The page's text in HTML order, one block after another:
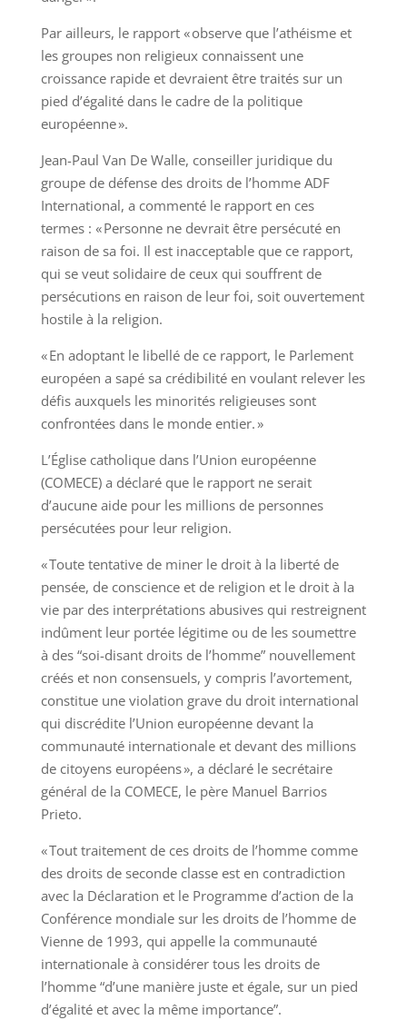
Par ailleurs, le rapport « observe que l’athéisme et
les groupes non religieux connaissent une
croissance rapide et devraient être traités sur un
pied d’égalité dans le cadre de la politique
européenne ».
Jean-Paul Van De Walle, conseiller juridique du
groupe de défense des droits de l’homme ADF
International, a commenté le rapport en ces
termes : « Personne ne devrait être persécuté en
raison de sa foi. Il est inacceptable que ce rapport,
qui se veut solidaire de ceux qui souffrent de
persécutions en raison de leur foi, soit ouvertement
hostile à la religion.
« En adoptant le libellé de ce rapport, le Parlement
européen a sapé sa crédibilité en voulant relever les
défis auxquels les minorités religieuses sont
confrontées dans le monde entier. »
L’Église catholique dans l’Union européenne
(COMECE) a déclaré que le rapport ne serait
d’aucune aide pour les millions de personnes
persécutées pour leur religion.
« Toute tentative de miner le droit à la liberté de
pensée, de conscience et de religion et le droit à la
vie par des interprétations abusives qui restreignent
indûment leur portée légitime ou de les soumettre
à des “soi-disant droits de l’homme” nouvellement
créés et non consensuels, y compris l’avortement,
constitue une violation grave du droit international
qui discrédite l’Union européenne devant la
communauté internationale et devant des millions
de citoyens européens », a déclaré le secrétaire
général de la COMECE, le père Manuel Barrios
Prieto.
« Tout traitement de ces droits de l’homme comme
des droits de seconde classe est en contradiction
avec la Déclaration et le Programme d’action de la
Conférence mondiale sur les droits de l’homme de
Vienne de 1993, qui appelle la communauté
internationale à considérer tous les droits de
l’homme “d’une manière juste et égale, sur un pied
d’égalité et avec la même importance”.